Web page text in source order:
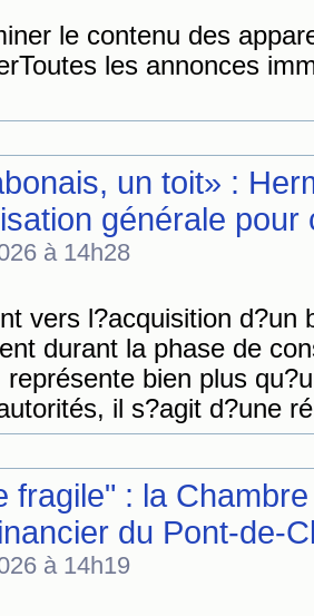
le contenu des
les annonces
un toit» :
générale
à 14h28
vers l?acquisition d?un
durant la phase de
représente bien plus
il s?agit d?une
fragile" : la
du Pont-de-
à 14h19